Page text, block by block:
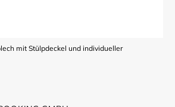
mit Stülpdeckel und individueller